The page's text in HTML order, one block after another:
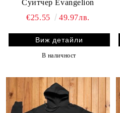
Суитчер Evangelion
€25.55
49.97лв.
Виж детайли
В наличност